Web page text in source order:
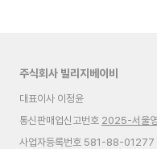
주식회사 빌리지베이비
대표이사 이정윤
통신판매업신고번호 2025-서울
사업자등록번호 581-88-01277